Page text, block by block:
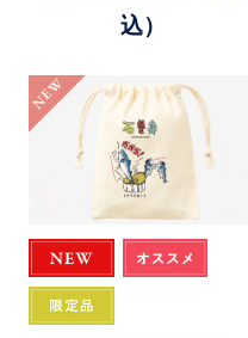
込）
NEW